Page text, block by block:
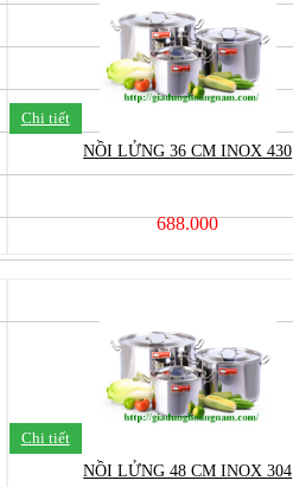
Chi tiết
NỒI LỬNG 36 CM INOX 430
688.000
Chi tiết
NỒI LỬNG 48 CM INOX 304